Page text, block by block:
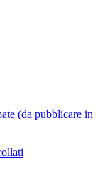
(da pubblicare in